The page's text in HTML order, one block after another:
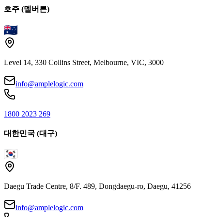
호주 (멜버른)
Level 14, 330 Collins Street, Melbourne, VIC, 3000
info@amplelogic.com
1800 2023 269
대한민국 (대구)
Daegu Trade Centre, 8/F. 489, Dongdaegu-ro, Daegu, 41256
info@amplelogic.com